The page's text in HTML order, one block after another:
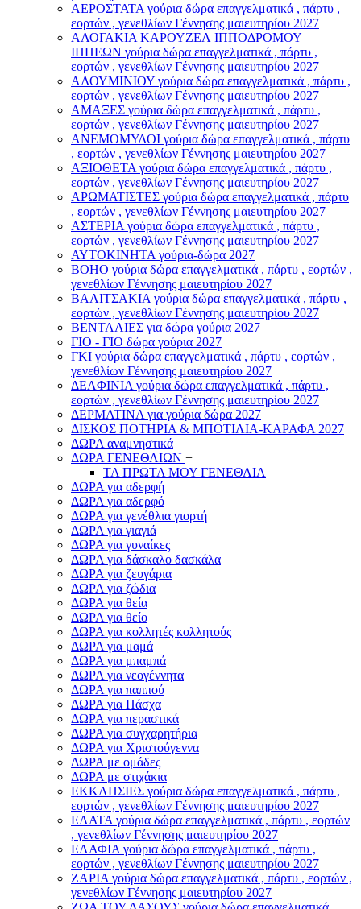
ΑΕΡΟΣΤΑΤΑ γούρια δώρα επαγγελματικά , πάρτυ ,
εορτών , γενεθλίων Γέννησης μαιευτηρίου 2027
ΑΛΟΓΑΚΙΑ ΚΑΡΟΥΖΕΛ ΙΠΠΟΔΡΟΜΟΥ
ΙΠΠΕΩΝ γούρια δώρα επαγγελματικά , πάρτυ ,
εορτών , γενεθλίων Γέννησης μαιευτηρίου 2027
ΑΛΟΥΜΙΝΙΟΥ γούρια δώρα επαγγελματικά , πάρτυ ,
εορτών , γενεθλίων Γέννησης μαιευτηρίου 2027
ΑΜΑΞΕΣ γούρια δώρα επαγγελματικά , πάρτυ ,
εορτών , γενεθλίων Γέννησης μαιευτηρίου 2027
ΑΝΕΜΟΜΥΛΟI γούρια δώρα επαγγελματικά , πάρτυ
, εορτών , γενεθλίων Γέννησης μαιευτηρίου 2027
ΑΞΙΟΘΕΤΑ γούρια δώρα επαγγελματικά , πάρτυ ,
εορτών , γενεθλίων Γέννησης μαιευτηρίου 2027
ΑΡΩΜΑΤΙΣΤΕΣ γούρια δώρα επαγγελματικά , πάρτυ
, εορτών , γενεθλίων Γέννησης μαιευτηρίου 2027
ΑΣΤΕΡIA γούρια δώρα επαγγελματικά , πάρτυ ,
εορτών , γενεθλίων Γέννησης μαιευτηρίου 2027
ΑΥΤΟΚΙΝΗΤΑ γούρια-δώρα 2027
ΒOHO γούρια δώρα επαγγελματικά , πάρτυ , εορτών ,
γενεθλίων Γέννησης μαιευτηρίου 2027
ΒΑΛΙΤΣΑΚΙΑ γούρια δώρα επαγγελματικά , πάρτυ ,
εορτών , γενεθλίων Γέννησης μαιευτηρίου 2027
ΒΕΝΤΑΛΙΕΣ για δώρα γούρια 2027
ΓΙΟ - ΓΙΟ δώρα γούρια 2027
ΓΚΙ γούρια δώρα επαγγελματικά , πάρτυ , εορτών ,
γενεθλίων Γέννησης μαιευτηρίου 2027
ΔΕΛΦΙΝΙΑ γούρια δώρα επαγγελματικά , πάρτυ ,
εορτών , γενεθλίων Γέννησης μαιευτηρίου 2027
ΔΕΡΜΑΤΙΝΑ για γούρια δώρα 2027
ΔΙΣΚΟΣ ΠΟΤΗΡΙΑ & ΜΠΟΤΙΛΙΑ-ΚΑΡΑΦΑ 2027
ΔΩΡΑ αναμνηστικά
ΔΩΡΑ ΓΕΝΕΘΛΙΩΝ +
ΤΑ ΠΡΩΤΑ ΜΟΥ ΓΕΝΕΘΛΙΑ
ΔΩΡΑ για αδερφή
ΔΩΡΑ για αδερφό
ΔΩΡΑ για γενέθλια γιορτή
ΔΩΡΑ για γιαγιά
ΔΩΡΑ για γυναίκες
ΔΩΡΑ για δάσκαλο δασκάλα
ΔΩΡΑ για ζευγάρια
ΔΩΡΑ για ζώδια
ΔΩΡΑ για θεία
ΔΩΡΑ για θείο
ΔΩΡΑ για κολλητές κολλητούς
ΔΩΡΑ για μαμά
ΔΩΡΑ για μπαμπά
ΔΩΡΑ για νεογέννητα
ΔΩΡΑ για παππού
ΔΩΡΑ για Πάσχα
ΔΩΡΑ για περαστικά
ΔΩΡΑ για συγχαρητήρια
ΔΩΡΑ για Χριστούγεννα
ΔΩΡΑ με ομάδες
ΔΩΡΑ με στιχάκια
ΕΚΚΛΗΣΙΕΣ γούρια δώρα επαγγελματικά , πάρτυ ,
εορτών , γενεθλίων Γέννησης μαιευτηρίου 2027
ΕΛΑΤΑ γούρια δώρα επαγγελματικά , πάρτυ , εορτών
, γενεθλίων Γέννησης μαιευτηρίου 2027
ΕΛΑΦΙΑ γούρια δώρα επαγγελματικά , πάρτυ ,
εορτών , γενεθλίων Γέννησης μαιευτηρίου 2027
ΖΑΡΙΑ γούρια δώρα επαγγελματικά , πάρτυ , εορτών ,
γενεθλίων Γέννησης μαιευτηρίου 2027